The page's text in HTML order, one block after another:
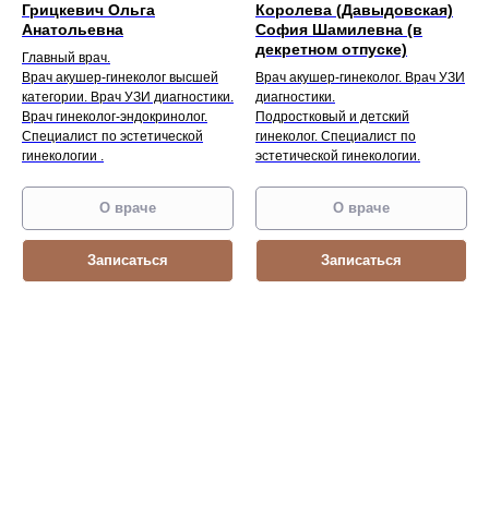
Грицкевич Ольга
Анатольевна
Главный врач.
Врач акушер-гинеколог высшей
категории. Врач УЗИ диагностики.
Врач гинеколог-эндокринолог.
Специалист по эстетической
гинекологии .
О враче
Записаться
Королева (Давыдовская)
София Шамилевна (в
декретном отпуске)
Врач акушер-гинеколог. Врач УЗИ
диагностики.
Подростковый и детский
гинеколог. Специалист по
эстетической гинекологии.
О враче
Записаться